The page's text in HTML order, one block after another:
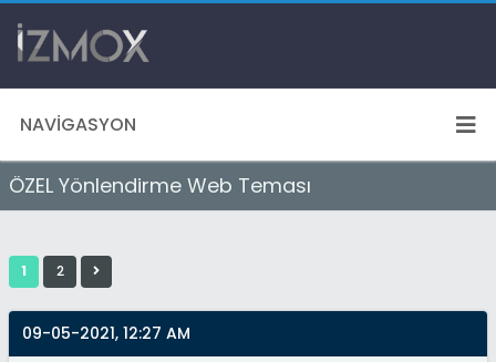
NAVIGASYON
ÖZEL Yönlendirme Web Teması
1 2
09-05-2021, 12:27 AM